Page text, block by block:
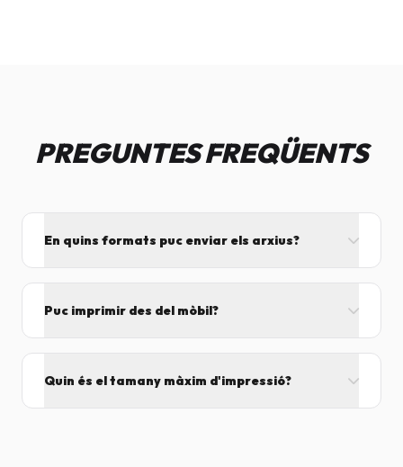
PREGUNTES FREQÜENTS
En quins formats puc enviar els arxius?
Word i Excel.
Puc imprimir des del mòbil?
Quin és el tamany màxim d'impressió?